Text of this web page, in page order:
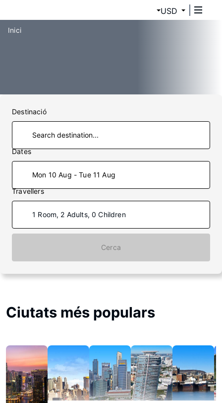
USD
Inici
Destinació
Dates
Mon 10 Aug - Tue 11 Aug
Travellers
1 Room, 2 Adults, 0 Children
Cerca
Ciutats més populars